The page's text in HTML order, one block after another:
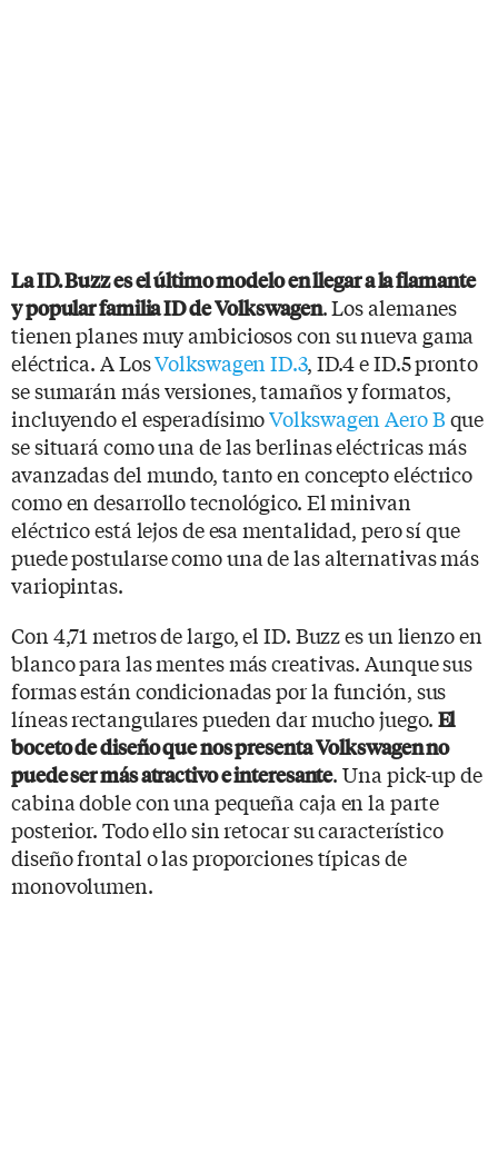
La ID. Buzz es el último modelo en llegar a la flamante
y popular familia ID de Volkswagen. Los alemanes
tienen planes muy ambiciosos con su nueva gama
eléctrica. A LosVolkswagen ID.3, ID.4 e ID.5 pronto
se sumarán más versiones, tamaños y formatos,
incluyendo el esperadísimoVolkswagen Aero Bque
se situará como una de las berlinas eléctricas más
avanzadas del mundo, tanto en concepto eléctrico
como en desarrollo tecnológico. El minivan
eléctrico está lejos de esa mentalidad, pero sí que
puede postularse como una de las alternativas más
variopintas.
Con 4,71 metros de largo, el ID. Buzz es un lienzo en
blanco para las mentes más creativas. Aunque sus
formas están condicionadas por la función, sus
líneas rectangulares pueden dar mucho juego. El
boceto de diseño que nos presenta Volkswagen no
puede ser más atractivo e interesante. Una pick-up de
cabina doble con una pequeña caja en la parte
posterior. Todo ello sin retocar su característico
diseño frontal o las proporciones típicas de
monovolumen.